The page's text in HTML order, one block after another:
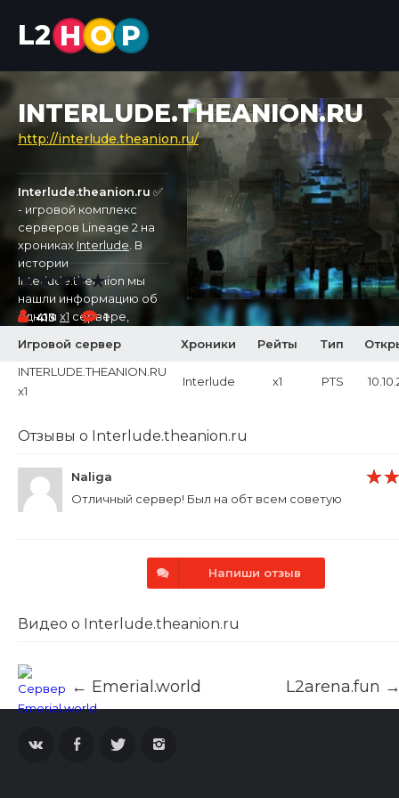
L2 H O P
INTERLUDE.THEANION.RU
http://interlude.theanion.ru/
Interlude.theanion.ru ✅
- игровой комплекс
серверов Lineage 2 на
хрониках Interlude . В
истории
Interlude.theanion мы
нашли информацию об
одном x1 сервере,
10.10.2025.
413
1
Игровой сервер
Хроники Рейты Тип
INTERLUDE.THEANION.RU
x1
Interlude x1 PTS
Отзывы о Interlude.theanion.ru
Naliga
Отличный сервер! Был на обт всем советую
Напиши отзыв
Видео о Interlude.theanion.ru
← Emerial.world L2arena.fun